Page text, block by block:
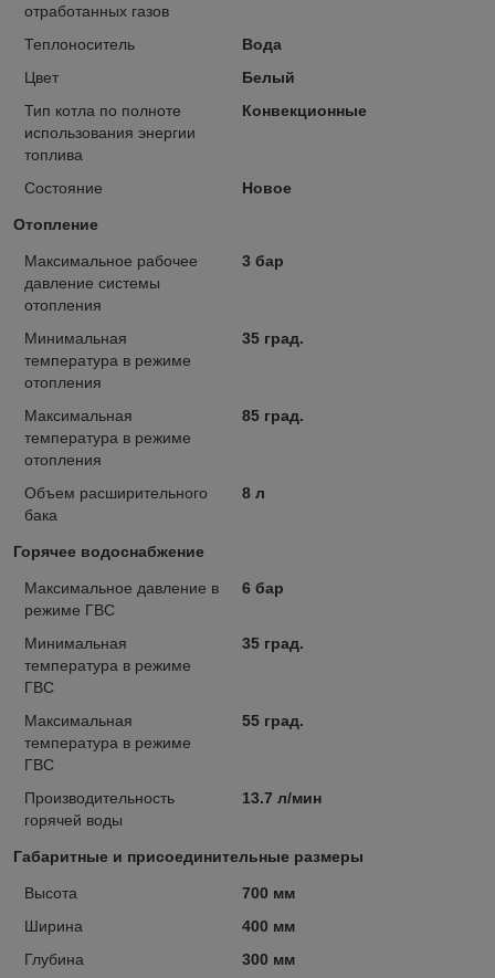
отработанных газов
Теплоноситель
Вода
Цвет
Белый
Тип котла по полноте
использования энергии
топлива
Конвекционные
Состояние Новое
Отопление
Максимальное рабочее
давление системы
отопления
3 бар
Минимальная
температура в режиме
отопления
35 град.
Максимальная
температура в режиме
отопления
85 град.
Объем расширительного
бака
8 л
Горячее водоснабжение
Максимальное давление в
режиме ГВС
6 бар
Минимальная
температура в режиме
ГВС
35 град.
Максимальная
температура в режиме
ГВС
55 град.
Производительность
горячей воды
13.7 л/мин
Габаритные и присоединительные размеры
Высота
700 мм
Ширина
400 мм
Глубина
300 мм